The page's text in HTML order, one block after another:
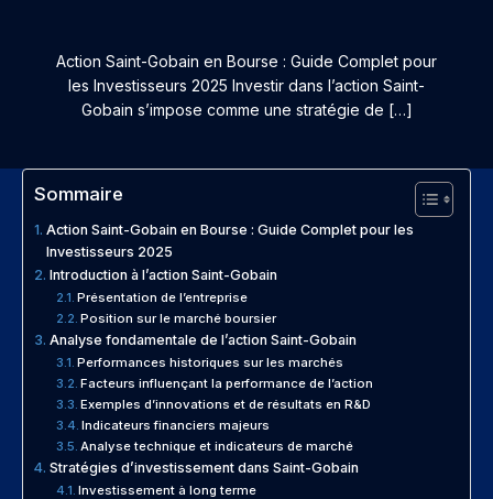
Action Saint-Gobain en Bourse : Guide Complet pour
les Investisseurs 2025 Investir dans l’action Saint-
Gobain s’impose comme une stratégie de […]
Sommaire
Action Saint-Gobain en Bourse : Guide Complet pour les
Investisseurs 2025
Introduction à l’action Saint-Gobain
Présentation de l’entreprise
Position sur le marché boursier
Analyse fondamentale de l’action Saint-Gobain
Performances historiques sur les marchés
Facteurs influençant la performance de l’action
Exemples d’innovations et de résultats en R&D
Indicateurs financiers majeurs
Analyse technique et indicateurs de marché
Stratégies d’investissement dans Saint-Gobain
Investissement à long terme